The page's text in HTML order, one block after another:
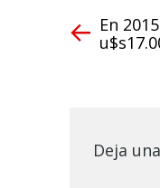
En
Deja